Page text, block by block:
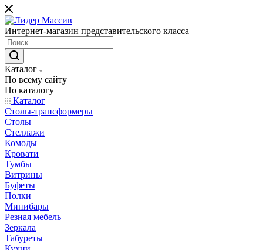
Интернет-магазин представительского класса
Каталог
По всему сайту
По каталогу
Каталог
Столы-трансформеры
Столы
Стеллажи
Комоды
Кровати
Тумбы
Витрины
Буфеты
Полки
Минибары
Резная мебель
Зеркала
Табуреты